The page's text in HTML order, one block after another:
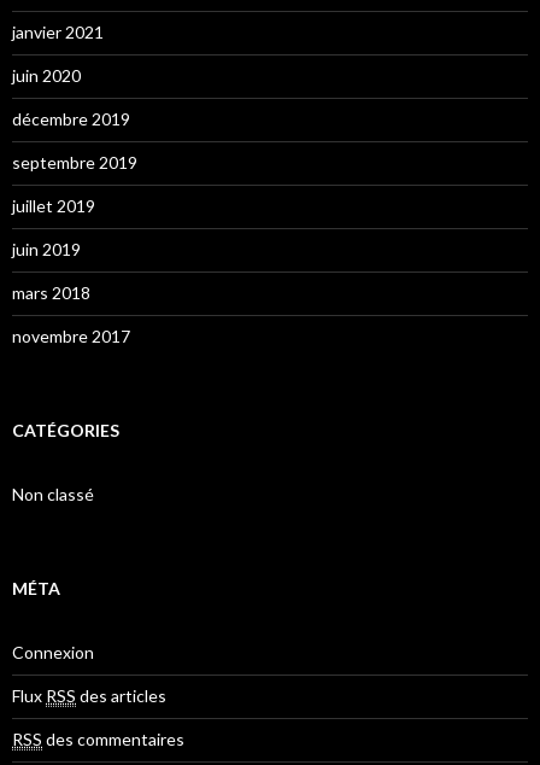
janvier 2021
juin 2020
décembre 2019
septembre 2019
juillet 2019
juin 2019
mars 2018
novembre 2017
CATÉGORIES
Non classé
MÉTA
Connexion
Flux RSS des articles
RSS des commentaires